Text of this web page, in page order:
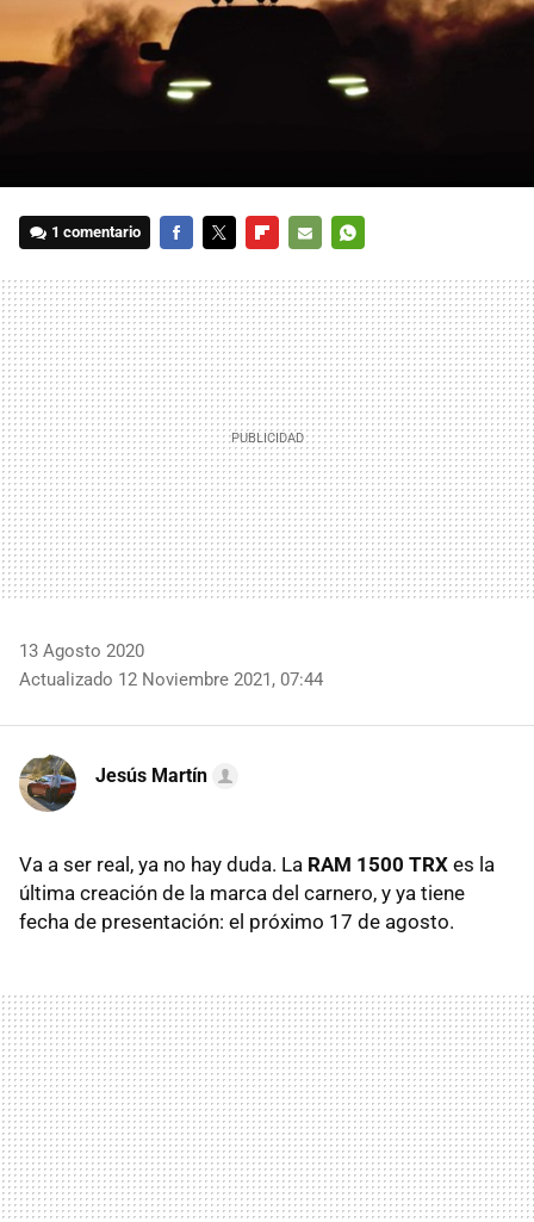
1 comentario
MAIL
13 Agosto 2020
Actualizado 12 Noviembre 2021, 07:44
Jesús Martín
Va a ser real, ya no hay duda. La RAM 1500 TRX es la
última creación de la marca del carnero, y ya tiene
fecha de presentación: el próximo 17 de agosto.